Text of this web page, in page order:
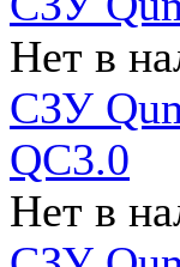
Нет в
СЗУ
QC3.0
Нет в